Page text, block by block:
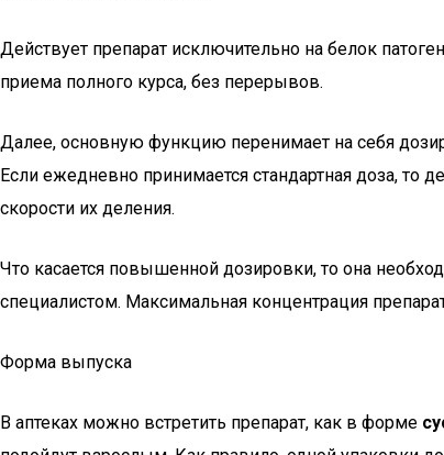
Действует препарат исключительно на белок
приема полного курса, без перерывов.
Далее, основную функцию перенимает на себя
Если ежедневно принимается стандартная доза, то
скорости их деления.
Что касается повышенной дозировки, то она
специалистом. Максимальная концентрация
Форма выпуска
В аптеках можно встретить препарат, как в форме